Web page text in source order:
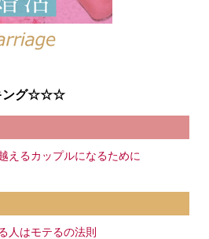
ング☆☆☆
えるカップルになるために
人はモテるの法則